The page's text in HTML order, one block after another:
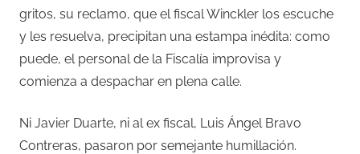
gritos, su reclamo, que el fiscal Winckler los escuche
y les resuelva, precipitan una estampa inédita: como
puede, el personal de la Fiscalía improvisa y
comienza a despachar en plena calle.
Ni Javier Duarte, ni al ex fiscal, Luis Ángel Bravo
Contreras, pasaron por semejante humillación.